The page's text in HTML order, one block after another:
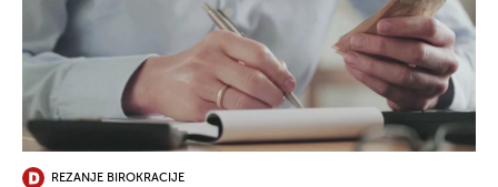
REZANJE BIROKRACIJE